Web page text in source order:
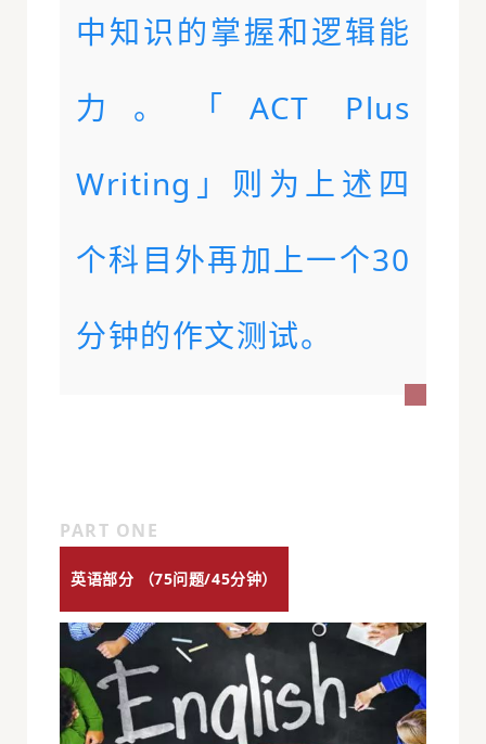
中知识的掌握和逻辑能
力。「ACT Plus
Writing」则为上述四
个科目外再加上一个30
分钟的作文测试。
PART ONE
英语部分 （75问题/45分钟）